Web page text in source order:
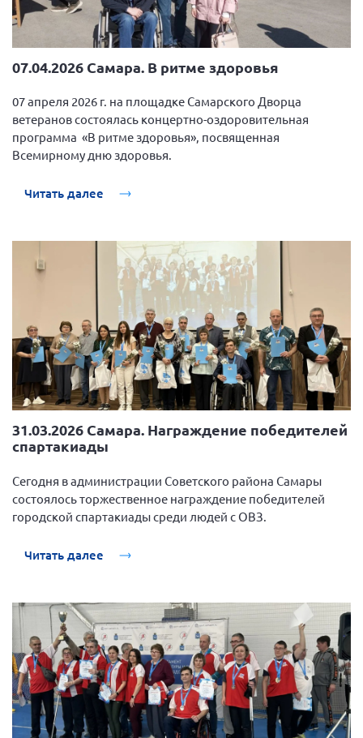
07.04.2026 Самара. В ритме здоровья
07 апреля 2026 г. на площадке Самарского Дворца
ветеранов состоялась концертно-оздоровительная
программа «В ритме здоровья», посвященная
Всемирному дню здоровья.
Читать далее
31.03.2026 Самара. Награждение победителей
спартакиады
Сегодня в администрации Советского района Самары
состоялось торжественное награждение победителей
городской спартакиады среди людей с ОВЗ.
Читать далее